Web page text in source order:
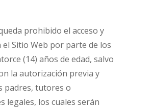
prohibido el acceso y
el Sitio Web por parte de los
(14) años de edad, salvo
la autorización previa y
padres, tutores o
legales, los cuales serán